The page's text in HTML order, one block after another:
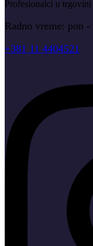
Profesionalci u
Radno vreme: pon
+381 11 4404521